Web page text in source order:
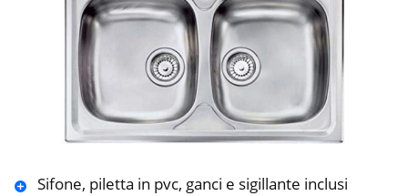
Sifone, piletta in pvc, ganci e sigillante inclusi